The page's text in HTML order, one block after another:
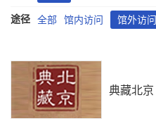
途径 全部 馆内访问 馆外访问
典藏北京